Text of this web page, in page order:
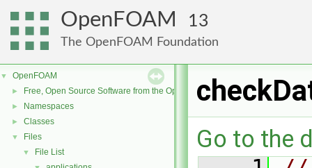
OpenFOAM 13
The OpenFOAM Foundation
▼ OpenFOAM
► Free, Open Source Software from the OpenFOAM Foundation
► Namespaces
► Classes
▼ Files
▼ File List Go to the